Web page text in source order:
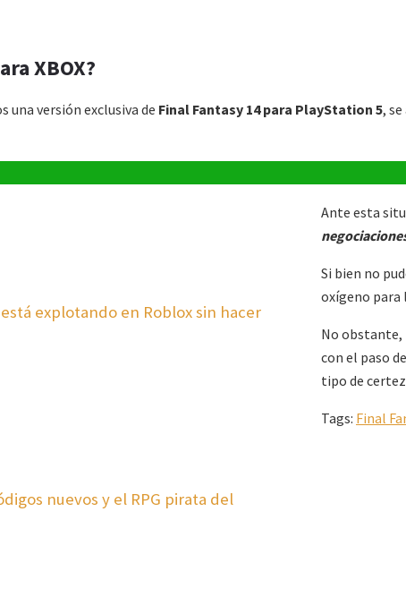
XBOX?
una versión exclusiva de Final Fantasy 14 para PlayStation 5,
explotando en Roblox sin hacer
nuevos y el RPG pirata del
Ante esta
Si bien no
oxígeno para
No obstante,
con el paso
tipo de
Tags: Final